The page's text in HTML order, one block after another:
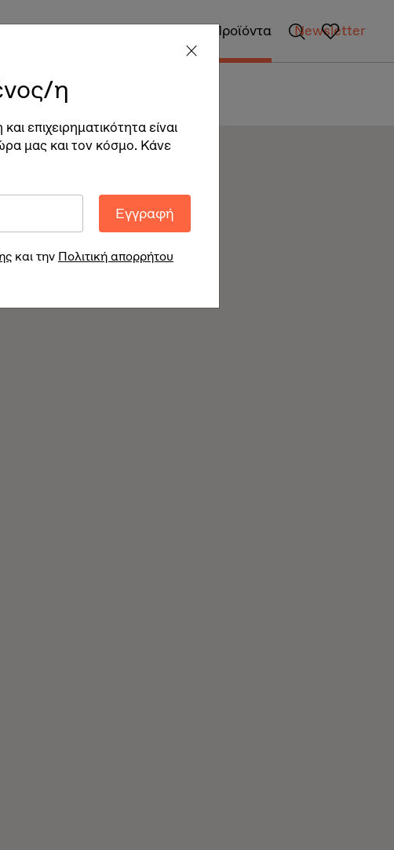
Vegan Επιχειρήσεις Vegan Προϊόντα Newsletter
η
επιχειρηματικότητα είναι
μας και τον κόσμο. Κάνε
Εγγραφή
και την Πολιτική απορρήτου